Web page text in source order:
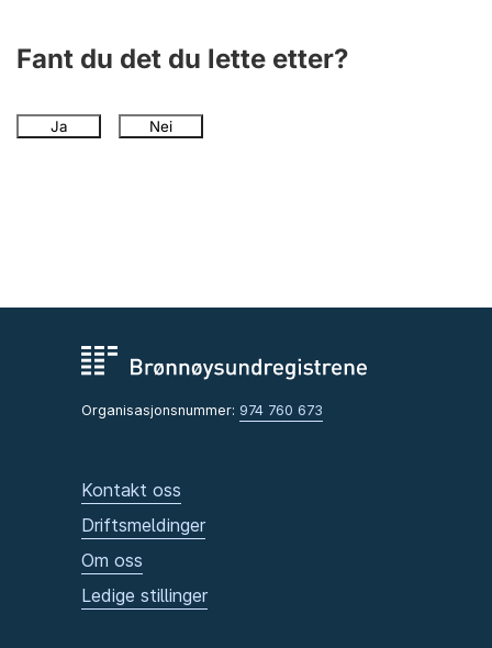
Fant du det du lette etter?
Ja Nei
Organisasjonsnummer: 974 760 673
Kontakt oss
Driftsmeldinger
Om oss
Ledige stillinger